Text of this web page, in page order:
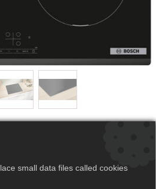
small data files called cookies